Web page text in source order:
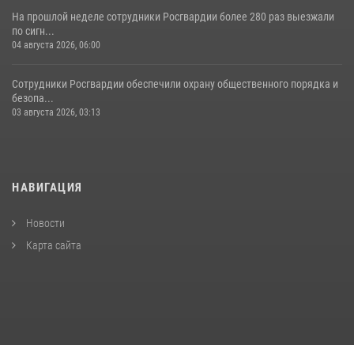
На прошлой неделе сотрудники Росгвардии более 280 раз выезжали
по сигн...
04 августа 2026, 06:00
Сотрудники Росгвардии обеспечили охрану общественного порядка и
безопа...
03 августа 2026, 03:13
НАВИГАЦИЯ
Новости
Карта сайта